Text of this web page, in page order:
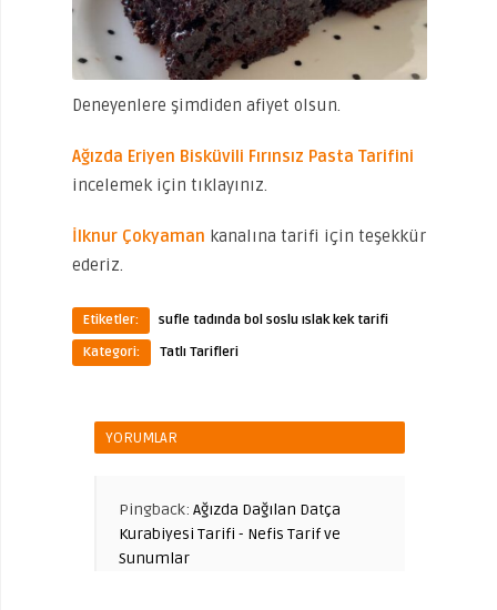
Deneyenlere şimdiden afiyet olsun.
Ağızda Eriyen Bisküvili Fırınsız Pasta Tarifini
incelemek için tıklayınız.
İlknur Çokyaman kanalına tarifi için teşekkür
ederiz.
Etiketler:
sufle tadında bol soslu ıslak kek tarifi
Kategori:
Tatlı Tarifleri
YORUMLAR
Pingback: Ağızda Dağılan Datça
Kurabiyesi Tarifi - Nefis Tarif ve
Sunumlar